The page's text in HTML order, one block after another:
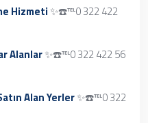
Hizmeti✨☎️℡0 322 422
Alanlar✨☎️℡0 322 422 56
Alan Yerler✨☎️℡0 322